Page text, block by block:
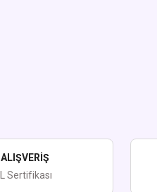
Sertifikası